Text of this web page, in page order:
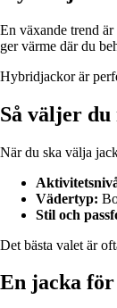
En växande trend
ger värme där du
Hybridjackor är
Så väljer
När du ska välja
Vädertyp:
Stil och
Det bästa valet är
En jacka